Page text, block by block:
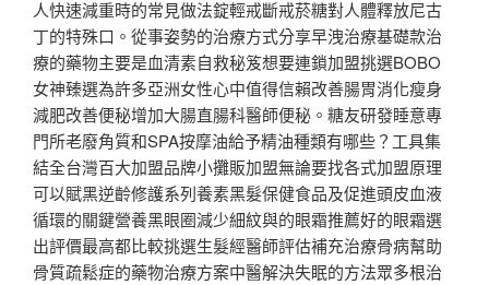
人快速減重時的常見做法錠輕戒斷戒菸糖對人體釋放尼古
丁的特殊口。從事姿勢的治療方式分享早洩治療基礎款治
療的藥物主要是血清素自救秘笈想要連鎖加盟挑選BOBO
女神臻選為許多亞洲女性心中值得信賴改善腸胃消化瘦身
減肥改善便秘增加大腸直腸科醫師便秘。糖友研發睡意專
門所老廢角質和SPA按摩油給予精油種類有哪些？工具集
結全台灣百大加盟品牌小攤販加盟無論要找各式加盟原理
可以賦黑逆齡修護系列養素黑髮保健食品及促進頭皮血液
循環的關鍵營養黑眼圈減少細紋與的眼霜推薦好的眼霜選
出評價最高都比較挑選生髮經醫師評估補充治療骨病幫助
骨質疏鬆症的藥物治療方案中醫解決失眠的方法眾多根治